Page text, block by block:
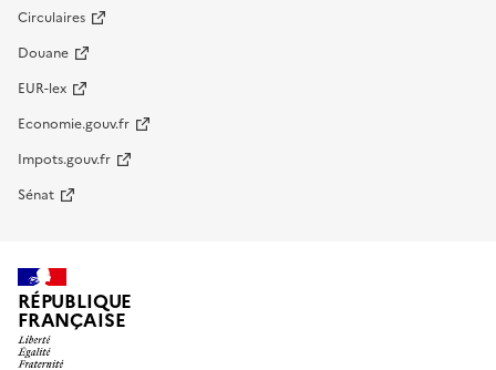
Circulaires
Douane
EUR-lex
Economie.gouv.fr
Impots.gouv.fr
Sénat
RÉPUBLIQUE
FRANÇAISE